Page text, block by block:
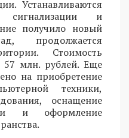
Устанавливаются
сигнализации и
получило новый
продолжается
Стоимость
57 млн. рублей. Еще
на приобретение
техники,
оснащение
и оформление